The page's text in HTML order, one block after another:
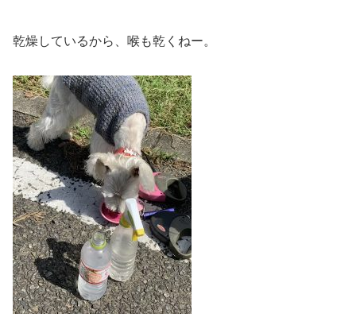
乾燥しているから、喉も乾くねー。